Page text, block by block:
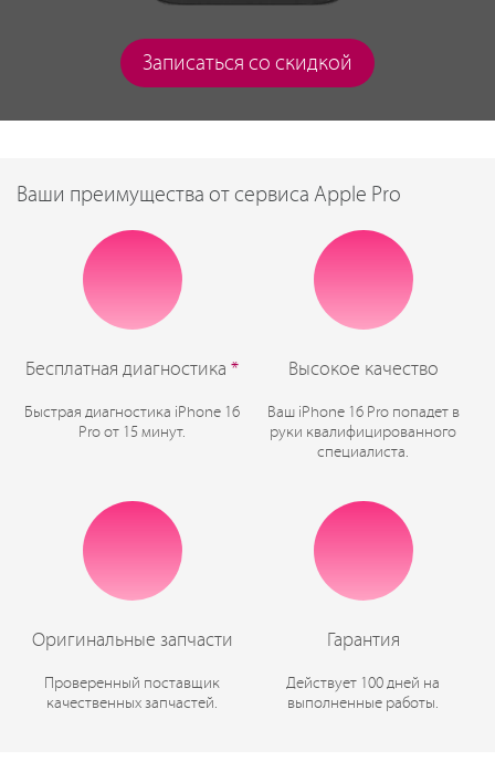
Записаться со скидкой
Ваши преимущества от сервиса Apple Pro
Бесплатная диагностика *
Быстрая диагностика iPhone 16
Pro от 15 минут.
Высокое качество
Ваш iPhone 16 Pro попадет в
руки квалифицированного
специалиста.
Оригинальные запчасти
Проверенный поставщик
качественных запчастей.
Гарантия
Действует 100 дней на
выполненные работы.